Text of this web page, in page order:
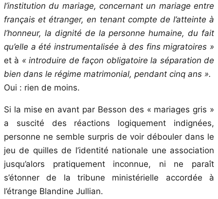
l’institution du mariage, concernant un mariage entre
français et étranger, en tenant compte de l’atteinte à
l’honneur, la dignité de la personne humaine, du fait
qu’elle a été instrumentalisée à des fins migratoires »
et à « introduire de façon obligatoire la séparation de
bien dans le régime matrimonial, pendant cinq ans ».
Oui : rien de moins.
Si la mise en avant par Besson des « mariages gris »
a suscité des réactions logiquement indignées,
personne ne semble surpris de voir débouler dans le
jeu de quilles de l’identité nationale une association
jusqu’alors pratiquement inconnue, ni ne paraît
s’étonner de la tribune ministérielle accordée à
l’étrange Blandine Jullian.